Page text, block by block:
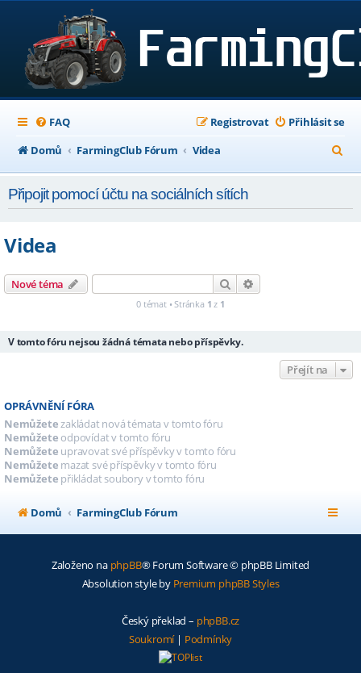
FAQ Přihlásit se
Registrovat
Domů
FarmingClub Fórum Videa
l
Připojit pomocí účtu na sociálních sítích
Videa
Nové téma Hledat
0 témat • Stránka 1 z 1
V tomto fóru nejsou žádná témata nebo příspěvky.
Přejít na
OPRÁVNĚNÍ FÓRA
Nemůžetezakládat nová témata v tomto fóru
Nemůžete odpovídat v tomto fóru
Nemůžete upravovat své příspěvky v tomto fóru
Nemůžete mazat své příspěvky v tomto fóru
Nemůžete přikládat soubory v tomto fóru
Domů FarmingClub Fórum
Založeno na phpBB® Forum Software © phpBB Limited
Absolution style by Premium phpBB Styles
Český překlad – phpBB.cz
Soukromí| Podmínky